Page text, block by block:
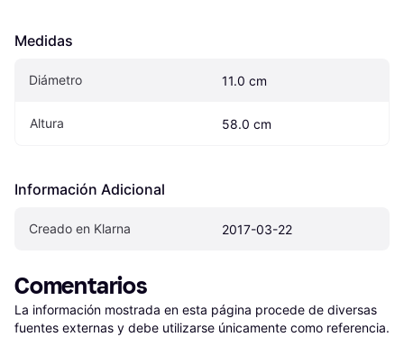
Medidas
Diámetro 11.0 cm
Altura 58.0 cm
Información Adicional
Creado en Klarna 2017-03-22
Comentarios
La información mostrada en esta página procede de diversas
fuentes externas y debe utilizarse únicamente como referencia.